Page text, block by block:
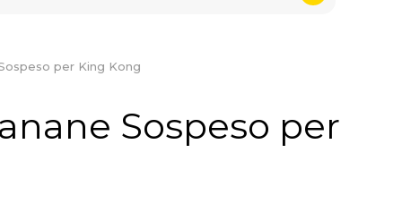
per King Kong
Sospeso per